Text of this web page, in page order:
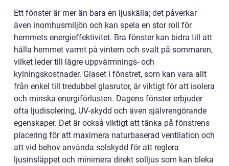
Ett fönster är mer än bara en ljuskälla; det påverkar
även inomhusmiljön och kan spela en stor roll för
hemmets energieffektivitet. Bra fönster kan bidra till att
hålla hemmet varmt på vintern och svalt på sommaren,
vilket leder till lägre uppvärmnings- och
kylningskostnader. Glaset i fönstret, som kan vara allt
från enkel till tredubbel glasrutor, är viktigt för att isolera
och minska energiförlusten. Dagens fönster erbjuder
ofta ljudisolering, UV-skydd och även självrengörande
egenskaper. Det är också viktigt att tänka på fönstrens
placering för att maximera naturbaserad ventilation och
att vid behov använda solskydd för att reglera
ljusinsläppet och minimera direkt solljus som kan bleka